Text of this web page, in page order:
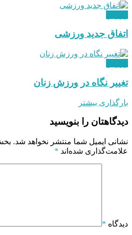
اتفاق جدید ورزشی
تغییر نگاه در ورزش زنان
بارگذاری بیشتر
دیدگاهتان را بنویسید
نشانی ایمیل شما منتشر نخواهد شد.
علامت‌گذاری شده‌اند *
دیدگاه *